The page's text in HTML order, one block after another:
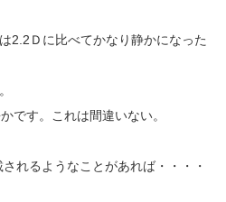
2.2Ｄに比べてかなり静かになった
です。これは間違いない。
れるようなことがあれば・・・・